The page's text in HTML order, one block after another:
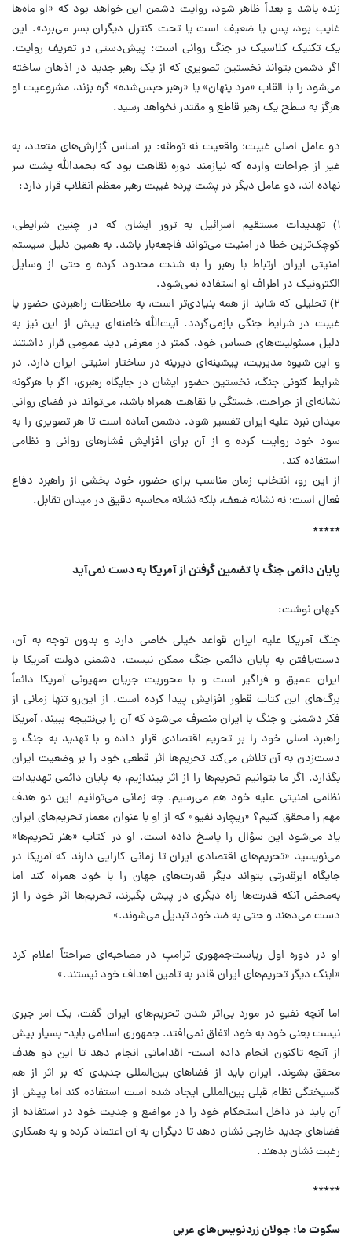
زنده باشد و بعداً ظاهر شود، روایت دشمن این خواهد بود که «او ماه‌ها
غایب بود، پس یا ضعیف است یا تحت کنترل دیگران بسر می‌برد». این
یک تکنیک کلاسیک در جنگ روانی است: پیش‌دستی در تعریف روایت.
اگر دشمن بتواند نخستین تصویری که از یک رهبر جدید در اذهان ساخته
می‌شود را با القاب «مرد پنهان» یا «رهبر حبس‌شده» گره بزند، مشروعیت او
هرگز به سطح یک رهبر قاطع و مقتدر نخواهد رسید.
دو عامل اصلی غیبت؛ واقعیت نه توطئه: بر اساس گزارش‌های متعدد، به
غیر از جراحات وارده که نیازمند دوره نقاهت بود که بحمدالله پشت سر
نهاده اند، دو عامل دیگر در پشت پرده غیبت رهبر معظم انقلاب قرار دارد:
۱) تهدیدات مستقیم اسرائیل به ترور ایشان که در چنین شرایطی،
کوچک‌ترین خطا در امنیت می‌تواند فاجعه‌بار باشد. به همین دلیل سیستم
امنیتی ایران ارتباط با رهبر را به شدت محدود کرده و حتی از وسایل
الکترونیک در اطراف او استفاده نمی‌شود.
۲) تحلیلی که شاید از همه بنیادی‌تر است، به ملاحظات راهبردی حضور یا
غیبت در شرایط جنگی بازمی‌گردد. آیت‌الله خامنه‌ای پیش از این نیز به
دلیل مسئولیت‌های حساس خود، کمتر در معرض دید عمومی قرار داشتند
و این شیوه مدیریت، پیشینه‌ای دیرینه در ساختار امنیتی ایران دارد. در
شرایط کنونی جنگ، نخستین حضور ایشان در جایگاه رهبری، اگر با هرگونه
نشانه‌ای از جراحت، خستگی یا نقاهت همراه باشد، می‌تواند در فضای روانی
میدان نبرد علیه ایران تفسیر شود. دشمن آماده است تا هر تصویری را به
سود خود روایت کرده و از آن برای افزایش فشارهای روانی و نظامی
استفاده کند.
از این رو، انتخاب زمان مناسب برای حضور، خود بخشی از راهبرد دفاع
فعال است؛ نه نشانه ضعف، بلکه نشانه محاسبه دقیق در میدان تقابل.
*****
پایان دائمی جنگ با تضمین گرفتن از آمریکا به دست نمی‌آید
کیهان نوشت:
جنگ آمریکا علیه ایران قواعد خیلی خاصی دارد و بدون توجه به آن‌،
دست‌یافتن به پایان دائمی جنگ ممکن نیست. دشمنی دولت آمریکا با
ایران عمیق و فراگیر است و با محوریت جریان صهیونی آمریکا دائماً
برگ‌های این کتاب قطور افزایش پیدا کرده است. از این‌رو تنها زمانی از
فکر دشمنی و جنگ با ایران منصرف می‌شود که آن را بی‌نتیجه ببیند. آمریکا
راهبرد اصلی خود را بر تحریم اقتصادی قرار داده و با تهدید به جنگ و
دست‌زدن به آن تلاش می‌کند تحریم‌ها اثر قطعی خود را بر وضعیت ایران
بگذارد. اگر ما بتوانیم تحریم‌ها را از اثر بیندازیم‌، به پایان دائمی تهدیدات
نظامی امنیتی علیه خود هم می‌رسیم. چه زمانی می‌توانیم این دو هدف
مهم را محقق کنیم؟ «ریچارد نفیو» که از او با عنوان معمار تحریم‌های ایران
یاد می‌شود این سؤال را پاسخ داده است. او در کتاب «هنر تحریم‌ها»
می‌نویسید «تحریم‌های اقتصادی ایران تا زمانی کارایی دارند که آمریکا در
جایگاه ابرقدرتی بتواند دیگر قدرت‌های جهان را با خود همراه کند اما
به‌محض آنکه قدرت‌ها راه دیگری در پیش بگیرند‌، تحریم‌ها اثر خود را از
دست می‌دهند و حتی به ضد خود تبدیل می‌شوند.»
او در دوره اول ریاست‌جمهوری ترامپ در مصاحبه‌ای صراحتاً اعلام کرد
«اینک دیگر تحریم‌های ایران قادر به تامین اهداف خود نیستند.»
اما آنچه نفیو در مورد بی‌اثر شدن تحریم‌های ایران گفت‌، یک امر جبری
نیست یعنی خود به خود اتفاق نمی‌افتد. جمهوری اسلامی باید- بسیار بیش
از آنچه تاکنون انجام داده است- اقداماتی انجام دهد تا این دو هدف
محقق بشوند. ایران باید از فضاهای بین‌المللی جدیدی که بر اثر از هم
گسیختگی نظام قبلی بین‌المللی ایجاد شده است استفاده کند اما پیش از
آن باید در داخل استحکام خود را در مواضع و جدیت خود در استفاده از
فضاهای جدید خارجی نشان دهد تا دیگران به آن اعتماد کرده و به همکاری
رغبت نشان بدهند.
*****
سکوت ما؛ جولان زردنویس‌های عربی